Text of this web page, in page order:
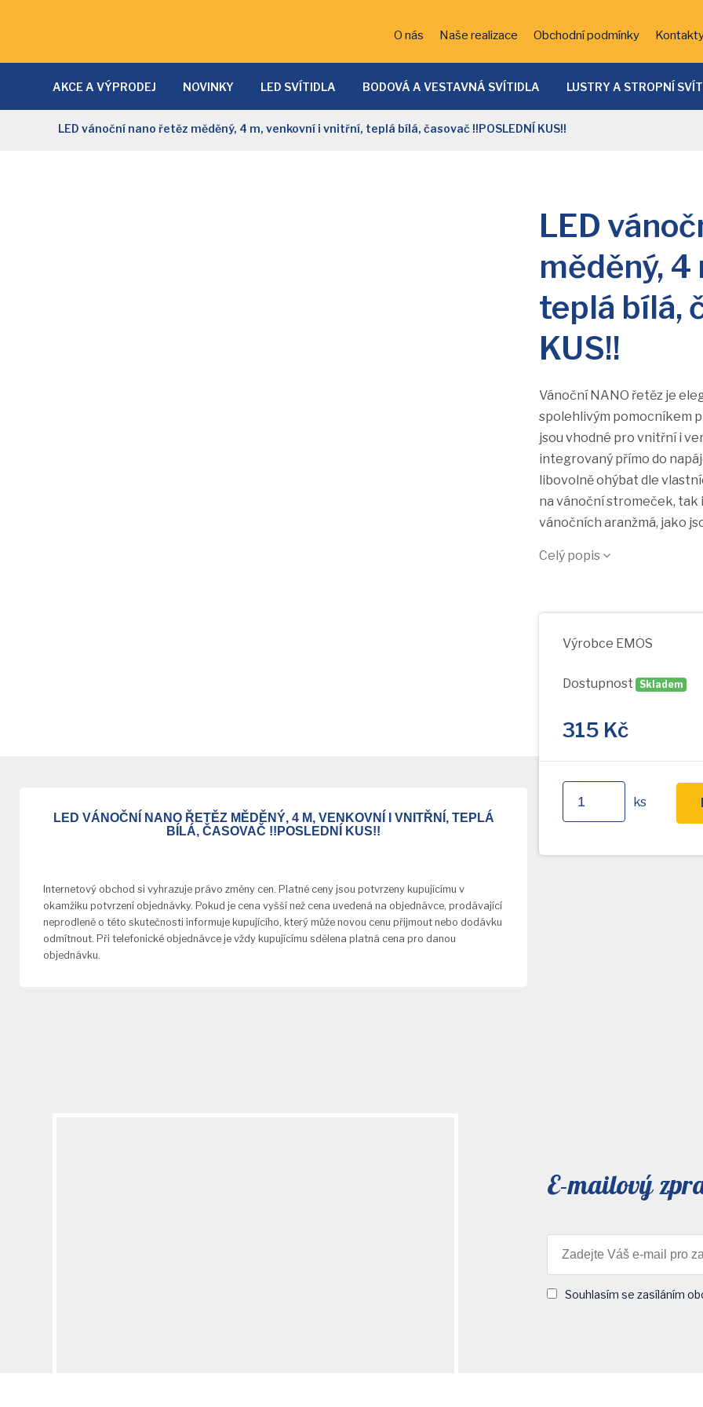
LED vánoční nano řetěz měděný, 4 m, venkovní i vnitřní, teplá bílá, časovač !!POSLEDNÍ KUS!!
LED
měděný,
teplá bílá,
KUS!!
Vánoční NANO řetěz je
spolehlivým pomocníkem
jsou vhodné pro vnitřní i
integrovaný přímo do
libovolně ohýbat dle
na vánoční stromeček, tak
vánočních aranžmá, jako
Celý popis
Výrobce EMOS
Dostupnost Skladem
315 Kč
ks
LED VÁNOČNÍ NANO ŘETĚZ MĚDĚNÝ, 4 M, VENKOVNÍ I VNITŘNÍ, TEPLÁ
BÍLÁ, ČASOVAČ !!POSLEDNÍ KUS!!
Internetový obchod si vyhrazuje právo změny cen. Platné ceny jsou potvrzeny kupujícímu v
okamžiku potvrzení objednávky. Pokud je cena vyšší než cena uvedená na objednávce, prodávající
neprodleně o této skutečnosti informuje kupujícího, který může novou cenu přijmout nebo dodávku
odmítnout. Při telefonické objednávce je vždy kupujícímu sdělena platná cena pro danou
objednávku.
E-mailový
Souhlasím se zasíláním
O nás Naše realizace Obchodní podmínky
AKCE A VÝPRODEJ NOVINKY LED SVÍTIDLA BODOVÁ A VESTAVNÁ SVÍTIDLA LUSTRY A STROPNÍ
KOUPELNOVÁ SVÍTIDLA